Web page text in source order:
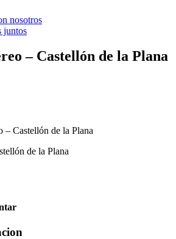
nosotros
juntos
– Castellón de la Plana
– Castellón de la Plana
de la Plana